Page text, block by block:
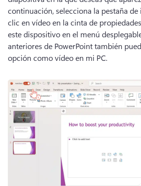
continuación, selecciona la pestaña
clic en vídeo en la cinta de
este dispositivo en el menú
anteriores de PowerPoint también
opción como vídeo en mi PC.